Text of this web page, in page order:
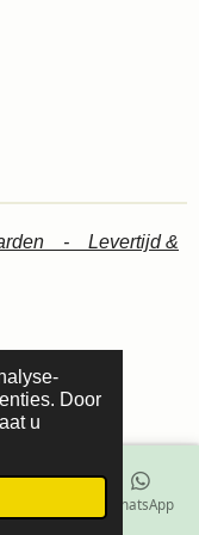
Door
u
- Levertijd &
WhatsApp